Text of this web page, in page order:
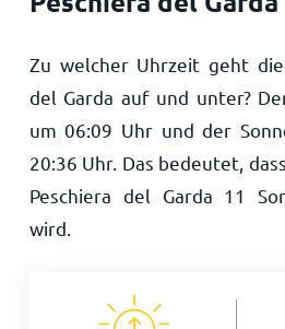
Zu welcher Uhrzeit geht die
del Garda auf und unter?
um06:09 Uhr und der
20:36 Uhr. Das bedeutet,
Peschiera del Garda 11
wird.